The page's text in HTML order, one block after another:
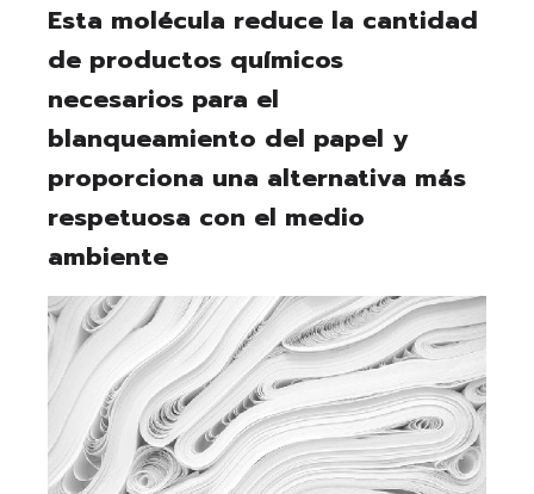
Esta molécula reduce la cantidad
de productos químicos
necesarios para el
blanqueamiento del papel y
proporciona una alternativa más
respetuosa con el medio
ambiente